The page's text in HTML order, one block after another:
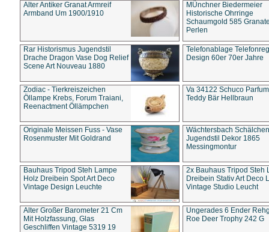
Alter Antiker Granat Armreif
Armband Um 1900/1910
MÜnchner Biedermeier
Historische Ohrringe
Schaumgold 585
Perlen
Rar Historismus Jugendstil
Drache Dragon Vase Dog Relief
Scene Art Nouveau 1880
Telefonablage
Design 60er 70er Jahre
Zodiac - Tierkreiszeichen
Öllampe Krebs, Forum Traiani,
Reenactment Öllämpchen
Va 34122 Schuco
Teddy Bär Hellbraun
Originale Meissen Fuss - Vase
Rosenmuster Mit Goldrand
Wächtersbach Schälchen
Jugendstil Dekor 1865
Messingmontur
Bauhaus Tripod Steh Lampe
Holz Dreibein Spot Art Deco
Vintage Design Leuchte
2x Bauhaus Tripod Steh
Dreibein Stativ Art Deco
Vintage Studio Leucht
Alter Großer Barometer 21 Cm
Mit Holzfassung, Glas
Geschliffen Vintage 5319 19
Ungerades 6 Ender
Roe Deer Trophy 242 G